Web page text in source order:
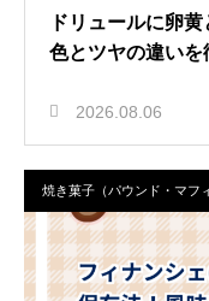
ドリュールに卵
色とツヤの違いを
2026.08.06
焼き菓子（パウンド・マフ